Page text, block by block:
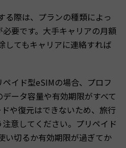
る際は、プランの種類によっ
要です。大手キャリアの月額
してもキャリアに連絡すれば
イド型eSIMの場合、プロフ
ータ容量や有効期限がすべて
や復元はできないため、旅行
意してください。プリペイド
い切るか有効期限が過ぎてか